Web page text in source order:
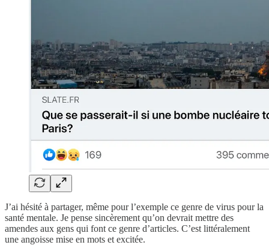
J’ai hésité à partager, même pour l’exemple ce genre de virus pour la
santé mentale. Je pense sincèrement qu’on devrait mettre des
amendes aux gens qui font ce genre d’articles. C’est littéralement
une angoisse mise en mots et excitée.